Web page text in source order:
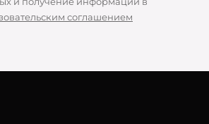
соглашением